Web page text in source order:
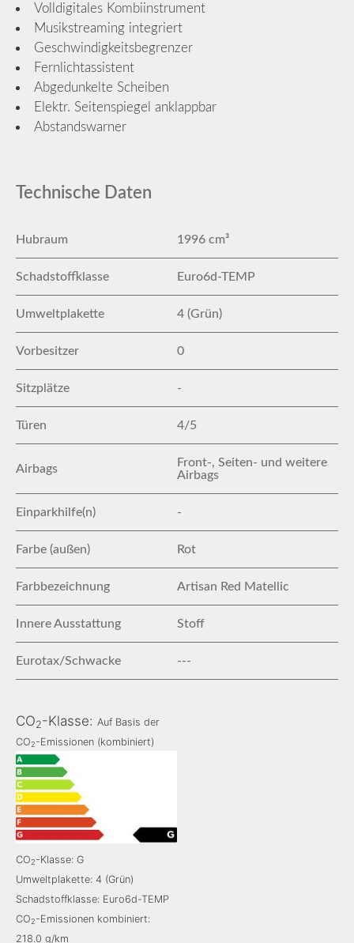
Volldigitales Kombiinstrument
Musikstreaming integriert
Geschwindigkeitsbegrenzer
Fernlichtassistent
Abgedunkelte Scheiben
Elektr. Seitenspiegel anklappbar
Abstandswarner
Technische Daten
Hubraum 1996 cm³
Schadstoffklasse Euro6d-TEMP
Umweltplakette 4 (Grün)
Vorbesitzer 0
Sitzplätze -
Türen 4/5
Airbags
Front-, Seiten- und weitere
Airbags
Einparkhilfe(n) -
Farbe (außen) Rot
Farbbezeichnung Artisan Red Matellic
Innere Ausstattung Stoff
Eurotax/Schwacke ---
CO2-Klasse: Auf Basis der
CO2-Emissionen (kombiniert)
CO2-Klasse: G
Umweltplakette: 4 (Grün)
Schadstoffklasse: Euro6d-TEMP
CO2-Emissionen kombiniert:
218.0 g/km